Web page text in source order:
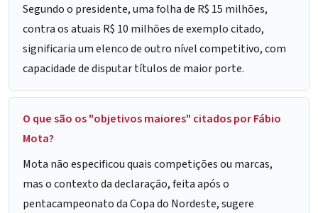
Segundo o presidente, uma folha de R$ 15 milhões,
contra os atuais R$ 10 milhões de exemplo citado,
significaria um elenco de outro nível competitivo, com
capacidade de disputar títulos de maior porte.
O que são os "objetivos maiores" citados por Fábio
Mota?
Mota não especificou quais competições ou marcas,
mas o contexto da declaração, feita após o
pentacampeonato da Copa do Nordeste, sugere